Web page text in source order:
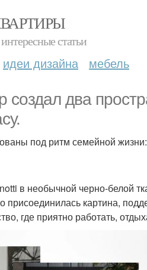
статьи
идеи дизайна мебель
два
под ритм семейной жизни:
в необычной черно-белой
картина,
где приятно работать,